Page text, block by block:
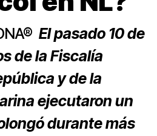
El pasado 10 de
de la Fiscalía
y de la
ejecutaron un
durante más